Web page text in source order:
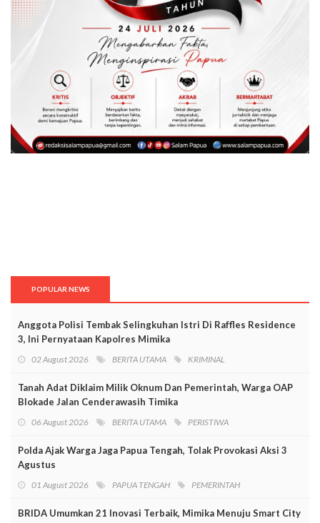
POPULAR NEWS
Anggota Polisi Tembak Selingkuhan Istri Di Raffles Residence
3, Ini Pernyataan Kapolres Mimika
02 August 2026 BERITA UTAMA KRIMINAL
Tanah Adat Diklaim Milik Oknum Dan Pemerintah, Warga OAP
Blokade Jalan Cenderawasih Timika
06 August 2026 BERITA UTAMA PERISTIWA
Polda Ajak Warga Jaga Papua Tengah, Tolak Provokasi Aksi 3
Agustus
01 August 2026 PAPUA TENGAH PEMERINTAH
BRIDA Umumkan 21 Inovasi Terbaik, Mimika Menuju Smart City